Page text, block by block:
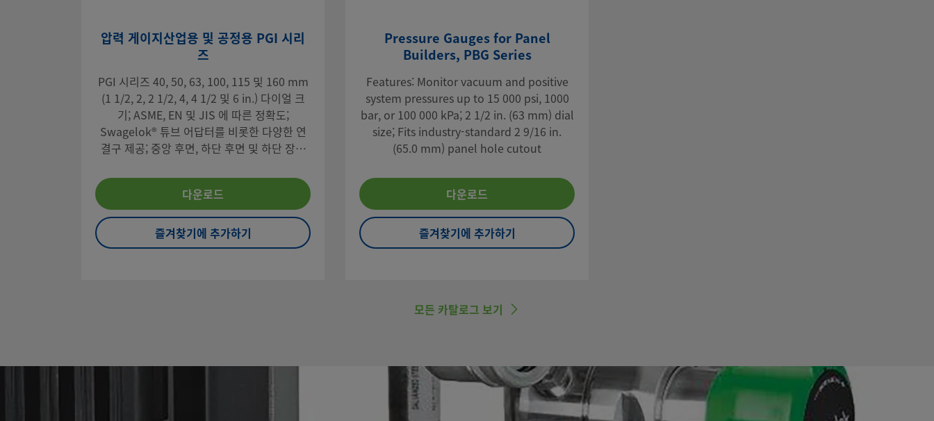
압력 게이지산업용 및 공정용 PGI 시리
즈
PGI 시리즈 40, 50, 63, 100, 115 및 160 mm
(1 1/2, 2, 2 1/2, 4, 4 1/2 및 6 in.) 다이얼 크
기; ASME, EN 및 JIS 에 따른 정확도;
Swagelok® 튜브 어답터를 비롯한 다양한 연
결구 제공; 중앙 후면, 하단 후면 및 하단 장착
충전 및 비충전 형태로 제공
다운로드
즐겨찾기에 추가하기
Pressure Gauges for Panel
Builders, PBG Series
Features: Monitor vacuum and positive
system pressures up to 15 000 psi, 1000
bar, or 100 000 kPa; 2 1/2 in. (63 mm) dial
size; Fits industry-standard 2 9/16 in.
(65.0 mm) panel hole cutout
다운로드
즐겨찾기에 추가하기
모든 카탈로그 보기